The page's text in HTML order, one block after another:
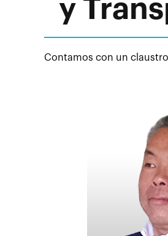
y
Contamos con un